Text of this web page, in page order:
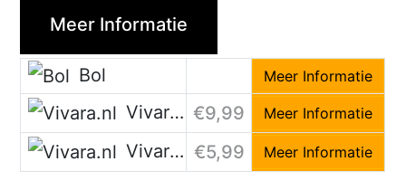
Meer Informatie
Bol Meer Informatie
Vivara.nl €9,99 Meer Informatie
Vivara.nl €5,99 Meer Informatie